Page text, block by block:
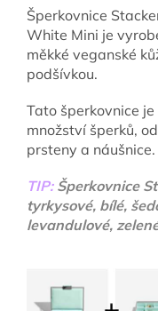
Šperkovnice
White Mini je
měkké veganské
podšívkou.
Tato šperkovnice
množství šperků,
prsteny a náušnice.
TIP: Šperkovnice
tyrkysové, bílé,
levandulové,